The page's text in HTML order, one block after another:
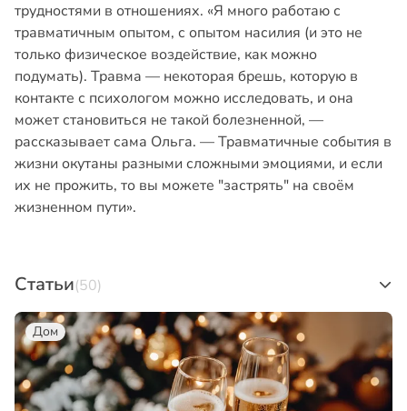
трудностями в отношениях. «Я много работаю с
травматичным опытом, с опытом насилия (и это не
только физическое воздействие, как можно
подумать). Травма — некоторая брешь, которую в
контакте с психологом можно исследовать, и она
может становиться не такой болезненной, —
рассказывает сама Ольга. — Травматичные события в
жизни окутаны разными сложными эмоциями, и если
их не прожить, то вы можете "застрять" на своём
жизненном пути».
Статьи(50)
Дом